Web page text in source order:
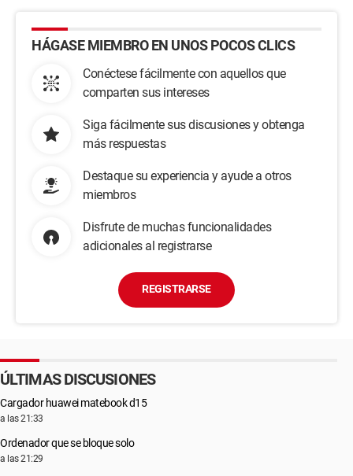
HÁGASE MIEMBRO EN UNOS POCOS CLICS
Conéctese fácilmente con aquellos que
comparten sus intereses
Siga fácilmente sus discusiones y obtenga
más respuestas
Destaque su experiencia y ayude a otros
miembros
Disfrute de muchas funcionalidades
adicionales al registrarse
REGISTRARSE
ÚLTIMAS DISCUSIONES
Cargador huawei matebook d15
a las 21:33
Ordenador que se bloque solo
a las 21:29